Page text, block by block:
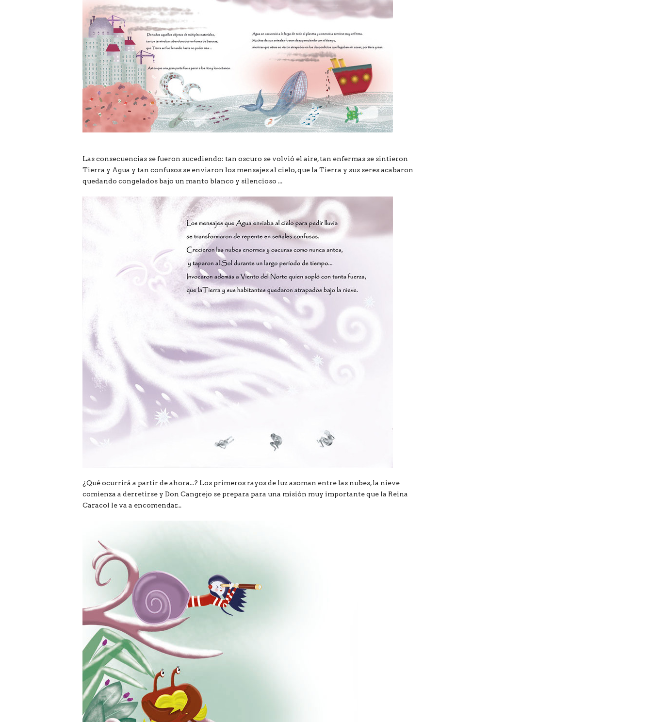
Las consecuencias se fueron sucediendo: tan oscuro se volvió el aire, tan enfermas se sintieron
Tierra y Agua y tan confusos se enviaron los mensajes al cielo, que la Tierra y sus seres acabaron
quedando congelados bajo un manto blanco y silencioso ...
¿Qué ocurrirá a partir de ahora...? Los primeros rayos de luz asoman entre las nubes, la nieve
comienza a derretirse y Don Cangrejo se prepara para una misión muy importante que la Reina
Caracol le va a encomendar...